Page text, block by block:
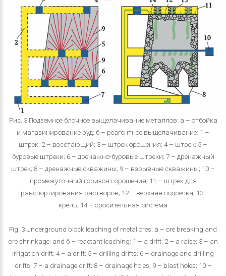
Рис. 3 Подземное блочное выщелачивание металлов: а – отбойка
и магазинирование руд; б – реагентное выщелачивание: 1 –
штрек; 2 – восстающий; 3 – штрек орошения; 4 – штрек; 5 –
буровые штреки; 6 – дренажно-буровые штреки; 7 – дренажный
штрек; 8 – дренажные скважины; 9 – взрывные скважины; 10 –
промежуточный горизонт орошения; 11 – штрек для
транспортирования растворов; 12 – верхняя подсечка; 13 –
крепь; 14 – оросительная система
Fig. 3 Underground block leaching of metal ores: а – ore breaking and
ore shrinkage; and б – reactant leaching: 1 – a drift; 2 – a raise; 3 – an
irrigation drift; 4 – a drift; 5 – drilling drifts; 6 – drainage and drilling
drifts; 7 – a drainage drift; 8 – drainage holes; 9 – blast holes; 10 –